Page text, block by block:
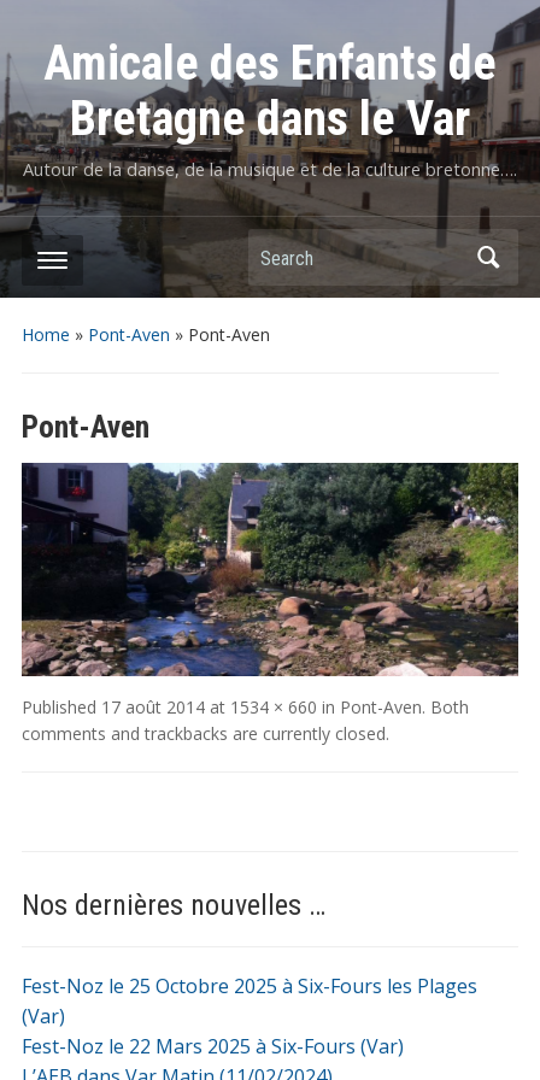
Amicale des Enfants de
Bretagne dans le Var
Autour de la danse, de la musique et de la culture bretonne….
Home » Pont-Aven » Pont-Aven
Pont-Aven
Published 17 août 2014at 1534 × 660 in Pont-Aven. Both
comments and trackbacks are currently closed.
Nos dernières nouvelles …
Fest-Noz le 25 Octobre 2025 à Six-Fours les Plages
(Var)
Fest-Noz le 22 Mars 2025 à Six-Fours (Var)